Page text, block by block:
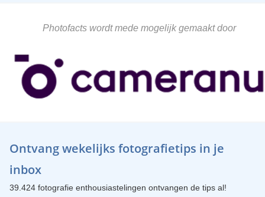
Photofacts wordt mede mogelijk gemaakt door
Ontvang wekelijks fotografietips in je
inbox
39.424 fotografie enthousiastelingen ontvangen de tips al!